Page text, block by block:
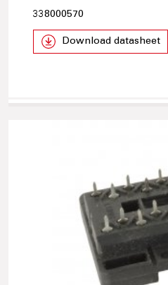
338000570
Download datasheet